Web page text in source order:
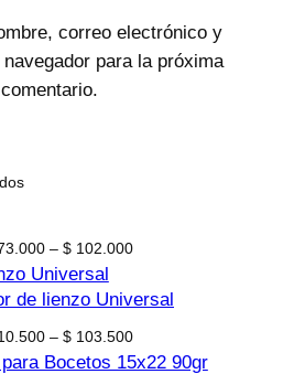
correo electrónico y
para la próxima
– $ 102.000Price
$ 73.000
$ 102.000
de lienzo Universal
– $ 103.500Price
range: